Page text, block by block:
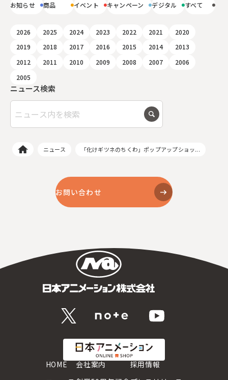
ニュース検索
お知らせ 商品 イベント キャンペーン デジタル すべて
2026 2025 2024 2023 2022 2021
2020
2019
2018 2017 2016 2015 2014
2013
2012
2011 2010 2009 2008 2007
2006
2005
ニュース 「化けギツネのちくわ」ポップアップショッ...
お問い合わせ
HOME
会社案内
採用情報